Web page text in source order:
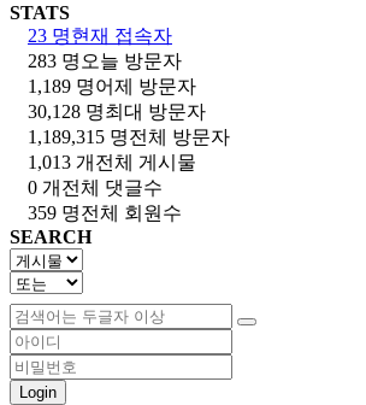
STATS
23 명현재 접속자
283 명 오늘 방문자
1,189 명어제 방문자
30,128 명최대 방문자
1,189,315 명전체 방문자
1,013 개 전체 게시물
0 개 전체 댓글수
359 명전체 회원수
SEARCH
Login